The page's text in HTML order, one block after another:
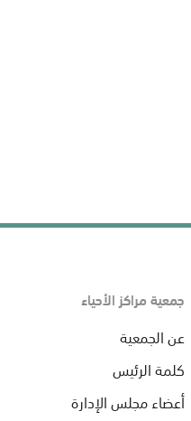
جمعية مراكز الأحياء
عن الجمعية
كلمة الرئيس
أعضاء مجلس الإدارة